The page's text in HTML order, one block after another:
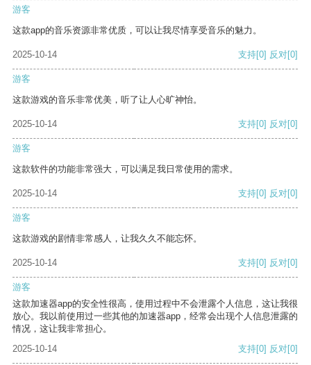
游客
这款app的音乐资源非常优质，可以让我尽情享受音乐的魅力。
2025-10-14 支持[0] 反对[0]
游客
这款游戏的音乐非常优美，听了让人心旷神怡。
2025-10-14 支持[0] 反对[0]
游客
这款软件的功能非常强大，可以满足我日常使用的需求。
2025-10-14 支持[0] 反对[0]
游客
这款游戏的剧情非常感人，让我久久不能忘怀。
2025-10-14 支持[0] 反对[0]
游客
这款加速器app的安全性很高，使用过程中不会泄露个人信息，这让我很
放心。我以前使用过一些其他的加速器app，经常会出现个人信息泄露的
情况，这让我非常担心。
2025-10-14
支持[0] 反对[0]